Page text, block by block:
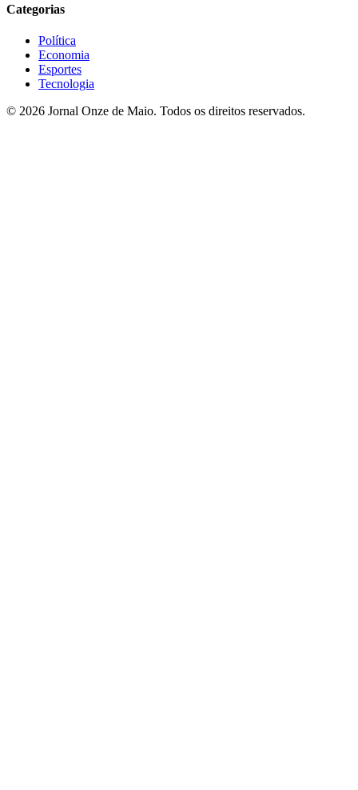
Categorias
Política
Economia
Esportes
Tecnologia
© 2026 Jornal Onze de Maio. Todos os direitos reservados.